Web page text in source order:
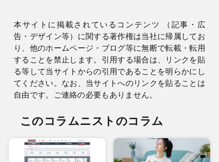
本サイトに掲載されているコンテンツ （記事・広
告・デザイン等）に関する著作権は当社に帰属してお
り、他のホームページ・ブログ等に無断で転載・転用
することを禁止します。引用する場合は、リンクを貼
る等して当サイトからの引用であることを明らかにし
てください。なお、当サイトへのリンクを貼ることは
自由です。ご連絡の必要もありません。
このコラムニストのコラム